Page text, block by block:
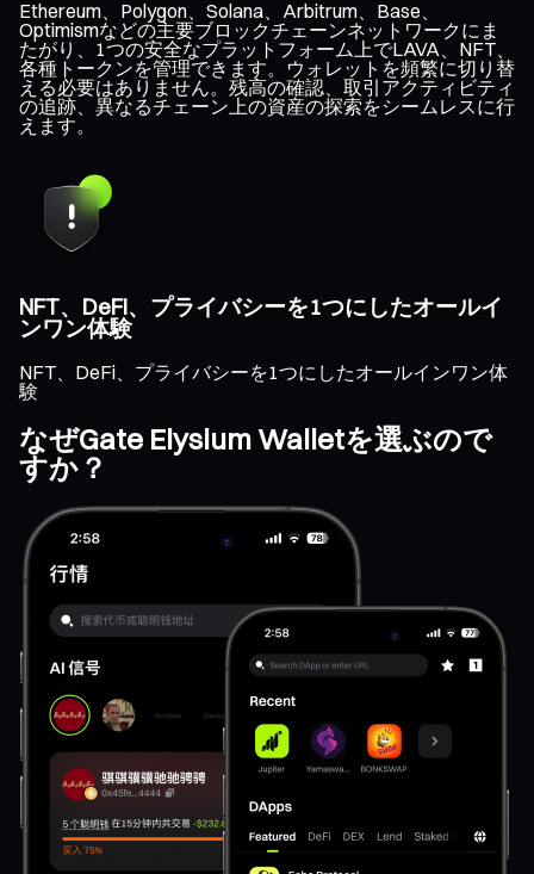
Ethereum、Polygon、Solana、Arbitrum、Base、
Optimismなどの主要ブロックチェーンネットワークにま
たがり、1つの安全なプラットフォーム上でLAVA、NFT、
各種トークンを管理できます。ウォレットを頻繁に切り替
える必要はありません。残高の確認、取引アクティビティ
の追跡、異なるチェーン上の資産の探索をシームレスに行
えます。
NFT、DeFi、プライバシーを1つにしたオールイ
ンワン体験
NFT、DeFi、プライバシーを1つにしたオールインワン体
験
なぜGate Elysium Walletを選ぶので
すか？